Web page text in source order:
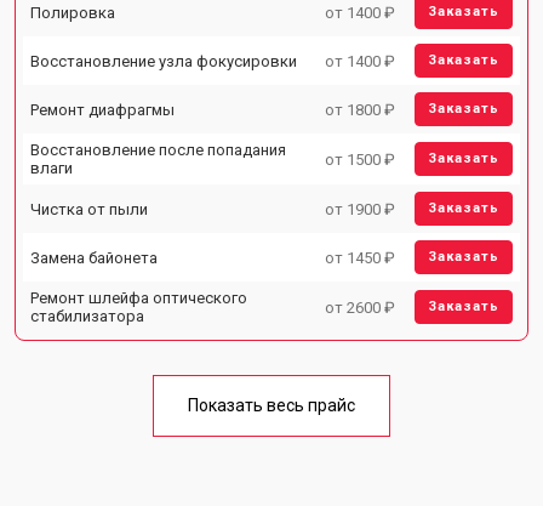
Полировка от 1400 ₽ Заказать
Восстановление узла фокусировки от 1400 ₽ Заказать
Ремонт диафрагмы от 1800 ₽ Заказать
Восстановление после попадания
влаги
от 1500 ₽ Заказать
Чистка от пыли от 1900 ₽ Заказать
Замена байонета от 1450 ₽ Заказать
Ремонт шлейфа оптического
стабилизатора
от 2600 ₽ Заказать
Показать весь прайс